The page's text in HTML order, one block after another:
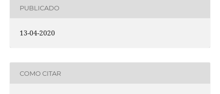
PUBLICADO
13-04-2020
COMO CITAR